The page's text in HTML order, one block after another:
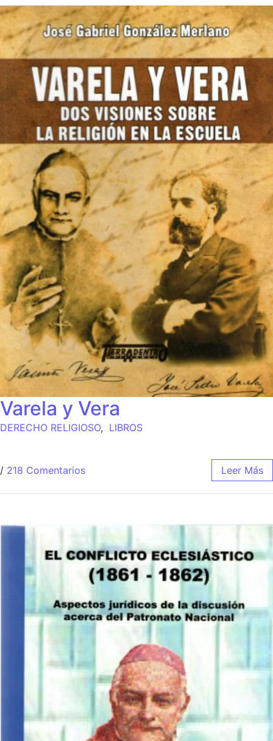
Varela y Vera
DERECHO RELIGIOSO, LIBROS
/ 218 Comentarios Leer Más